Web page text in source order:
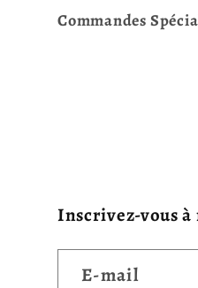
Commandes
Inscrivez-vous
E-mail